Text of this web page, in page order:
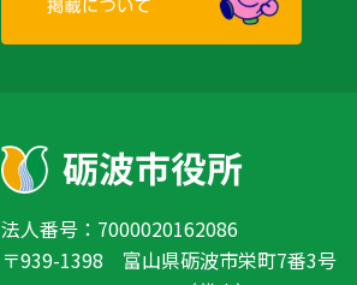
法人番号：7000020162086
〒939-1398 富山県砺波市栄町7番3号